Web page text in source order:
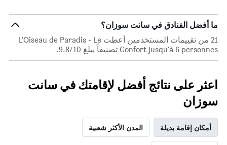
ما أفضل الفنادق في سانت سوزان؟
21 من تقييمات المستخدمين أعطت L'Oiseau de Paradis - Le
Confort jusqu'à 6 personnes تصنيفاً يبلغ 9.8/10.
اعثر على نتائج أفضل لإقامتك في سانت
سوزان
أمكان إقامة بديلة المدن الأكثر شعبية